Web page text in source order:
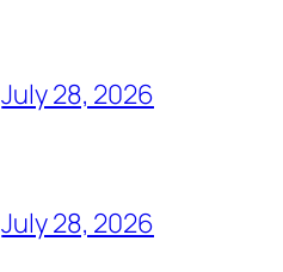
July 28, 2026
July 28, 2026